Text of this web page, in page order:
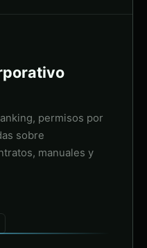
permisos por
sobre
manuales y